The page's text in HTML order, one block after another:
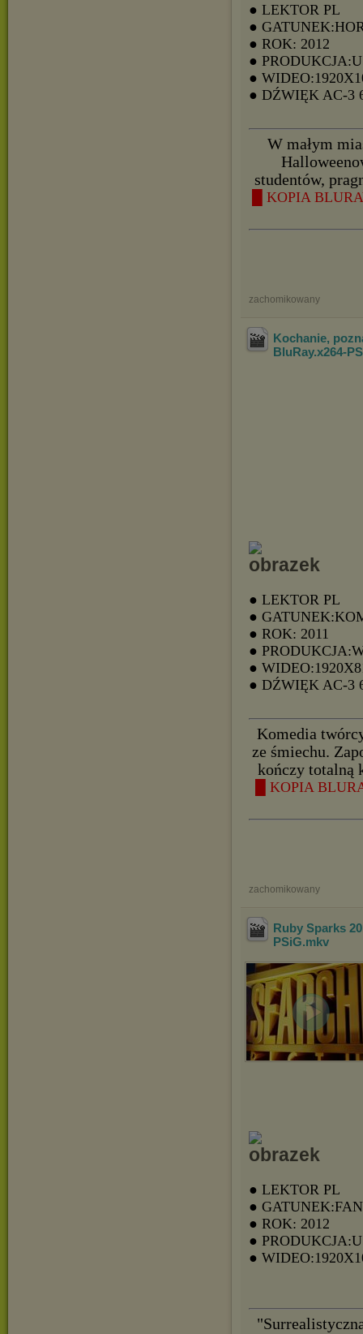
● LEKTOR PL
●
● ROK: 2012
●
●
● DŹWIĘK AC-3
W małym
studentów,
█ KOPIA
zachomikowany
Kochanie,
BluRay.x264-
● LEKTOR PL
●
● ROK: 2011
●
●
● DŹWIĘK AC-3
Komedia
ze śmiechu.
kończy totalną
█ KOPIA
zachomikowany
Ruby Sparks
PSiG.mkv
● LEKTOR PL
●
● ROK: 2012
●
●